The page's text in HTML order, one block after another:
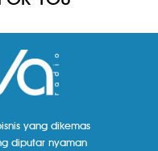
yang dikemas
diputar nyaman